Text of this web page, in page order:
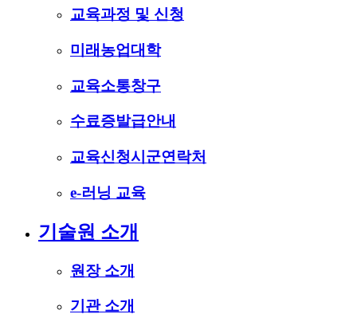
교육과정 및 신청
미래농업대학
교육소통창구
수료증발급안내
교육신청시군연락처
e-러닝 교육
기술원 소개
원장 소개
기관 소개